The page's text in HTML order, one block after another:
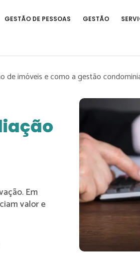
GESTÃO DE PESSOAS GESTÃO
de imóveis e como a gestão
Em
valor e